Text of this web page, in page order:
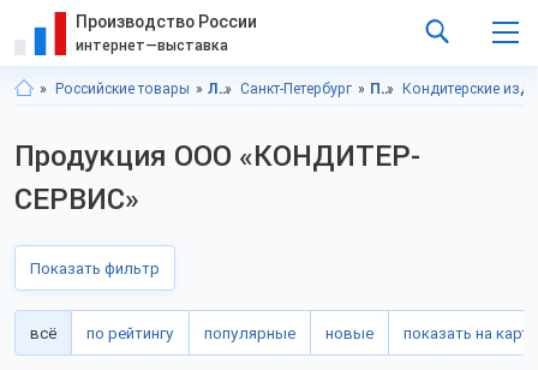
Производство России
интернет—выставка
Российские товары Ленинградская область Санкт-Петербург Продукты питания Кондитерские
Продукция ООО «КОНДИТЕР-
СЕРВИС»
Показать фильтр
всё по рейтингу популярные новые показать на карте